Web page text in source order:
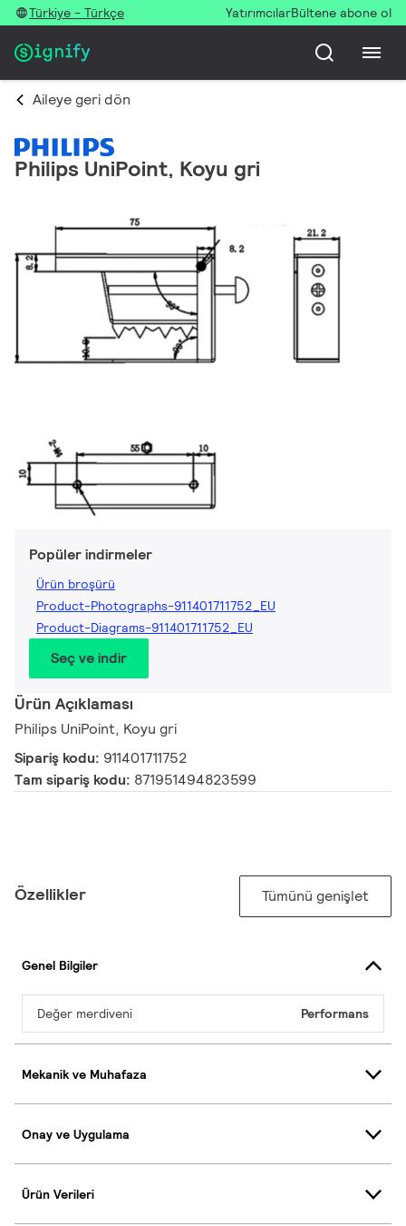
Türkiye - Türkçe YatırımcılarBültene abone ol
Aileye geri dön
Philips UniPoint, Koyu gri
Popüler indirmeler
Ürün broşürü
Product-Photographs-911401711752_EU
Product-Diagrams-911401711752_EU
Seç ve indir
Ürün Açıklaması
Philips UniPoint, Koyu gri
Sipariş kodu: 911401711752
Tam sipariş kodu: 871951494823599
Özellikler Tümünü genişlet
Genel Bilgiler
Değer merdiveni Performans
Mekanik ve Muhafaza
Onay ve Uygulama
Ürün Verileri